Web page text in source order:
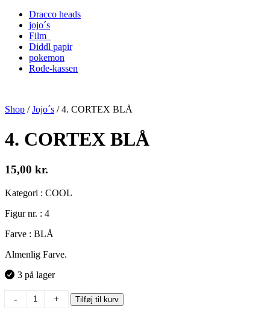
Dracco heads
jojo´s
Film
Diddl papir
pokemon
Rode-kassen
Shop /Jojo´s /4. CORTEX BLÅ
4. CORTEX BLÅ
15,00 kr.
Kategori : COOL
Figur nr. : 4
Farve : BLÅ
Almenlig Farve.
3 på lager
- + Tilføj til kurv